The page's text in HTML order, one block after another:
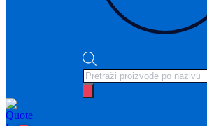
Products
search